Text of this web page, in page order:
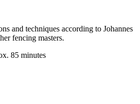
and techniques according to Johannes
fencing masters.
85 minutes